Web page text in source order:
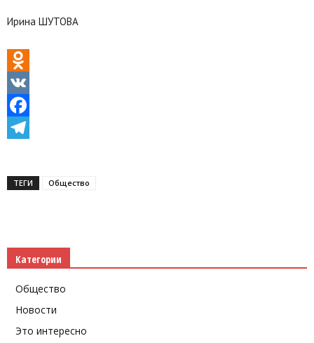
Ирина ШУТОВА
Odnoklassniki
VK
Facebook
ТЕГИ Общество
Категории
Общество
Новости
Это интересно